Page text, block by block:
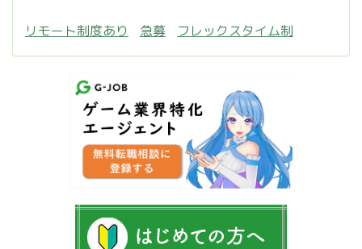
リモート制度あり 急募 フレックスタイム制